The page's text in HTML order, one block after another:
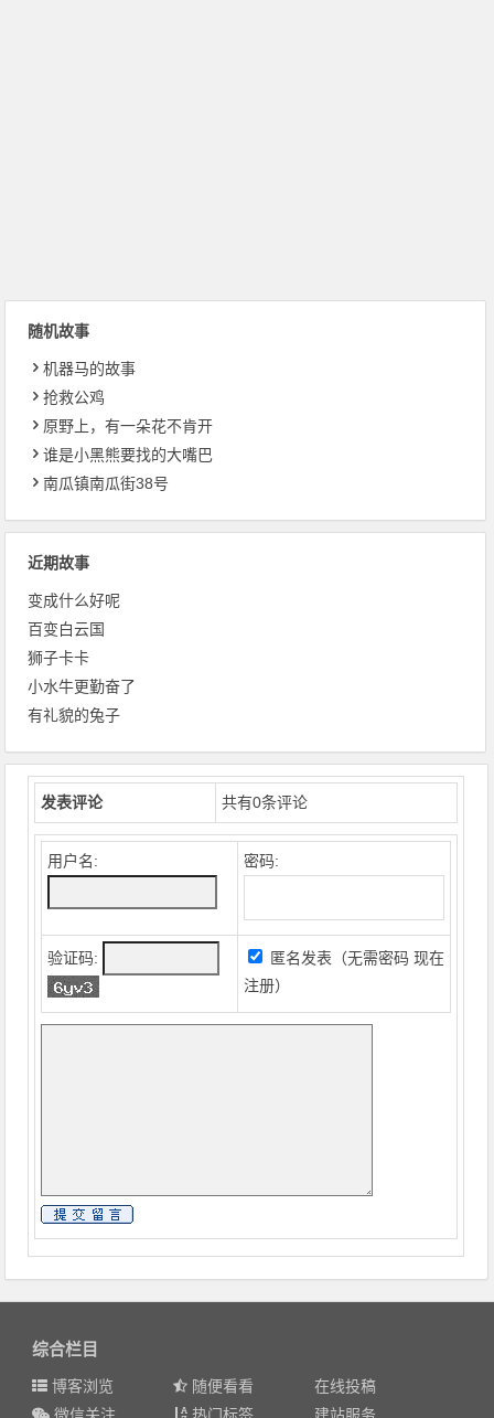
随机故事
机器马的故事
抢救公鸡
原野上，有一朵花不肯开
谁是小黑熊要找的大嘴巴
南瓜镇南瓜街38号
近期故事
变成什么好呢
百变白云国
狮子卡卡
小水牛更勤奋了
有礼貌的兔子
发表评论 共有0条评论
用户名: 密码:
验证码: 匿名发表（无需密码现在
注册）
综合栏目
博客浏览 随便看看
在线投稿
微信关注
热门标签 建站服务